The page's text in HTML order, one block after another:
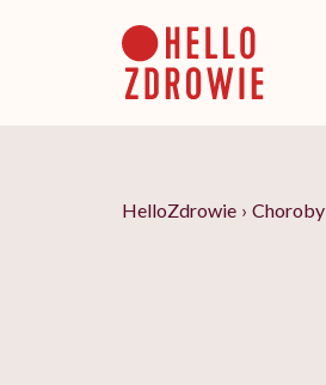
HelloZdrowie › Choroby